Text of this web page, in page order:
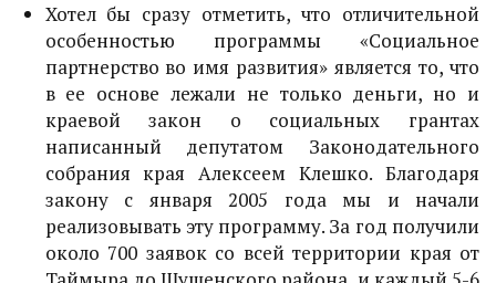
Хотел бы сразу отметить, что отличительной
особенностью программы «Социальное
партнерство во имя развития» является то, что
в ее основе лежали не только деньги, но и
краевой закон о социальных грантах
написанный депутатом Законодательного
собрания края Алексеем Клешко. Благодаря
закону с января 2005 года мы и начали
реализовывать эту программу. За год получили
около 700 заявок со всей территории края от